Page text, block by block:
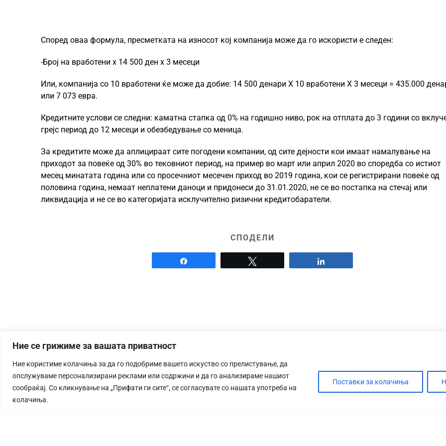
Ние се грижиме за вашата приватност
Ние користиме колачиња за да го подобриме вашето искуство со прелистување, да
опслужуваме персонализирани реклами или содржини и да го анализираме нашиот
сообраќај. Со кликнување на „Прифати ги сите“, се согласувате со нашата употреба на
колачиња.
Поставки за колачиња
Според оваа формула, пресметката на износот кој компанија може да го искористи е следен:
-Број на вработени x 14 500 ден x 3 месеци
Или, компанија со 10 вработени ќе може да добие: 14 500 денари X 10 вработени X 3 месеци = 435.000
или 7 073 евра.
Кредитните услови се следни: каматна стапка од 0% на годишно ниво, рок на отплата до 3 години со
грејс период до 12 месеци и обезбедување со меница.
За кредитите може да аплицираат сите погодени компании, од сите дејности кои имаат намалување на
приходот за повеќе од 30% во тековниот период, на пример во март или април 2020 во споредба со истиот
месец минатата година или со просечниот месечен приход во 2019 година, кои се регистрирани повеќе од
половина година, немаат неплатени даноци и придонеси до 31.01.2020, не се во постапка на стечај или
ликвидација и не се во категоријата исклучително ризични кредитобаратели.
СПОДЕЛИ